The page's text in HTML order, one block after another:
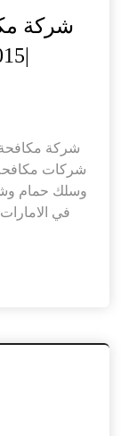
شركة
شركة مكافحة
شركات مكافحة
وسلك حمام
في